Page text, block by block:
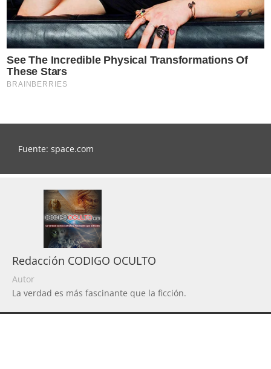
Fuente: space.com
Redacción CODIGO OCULTO
Autor
La verdad es más fascinante que la ficción.